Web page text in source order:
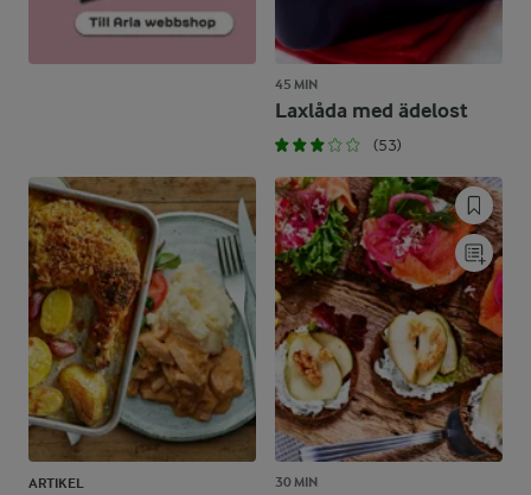
45 MIN
Laxlåda med ädelost
(53)
ARTIKEL 30 MIN